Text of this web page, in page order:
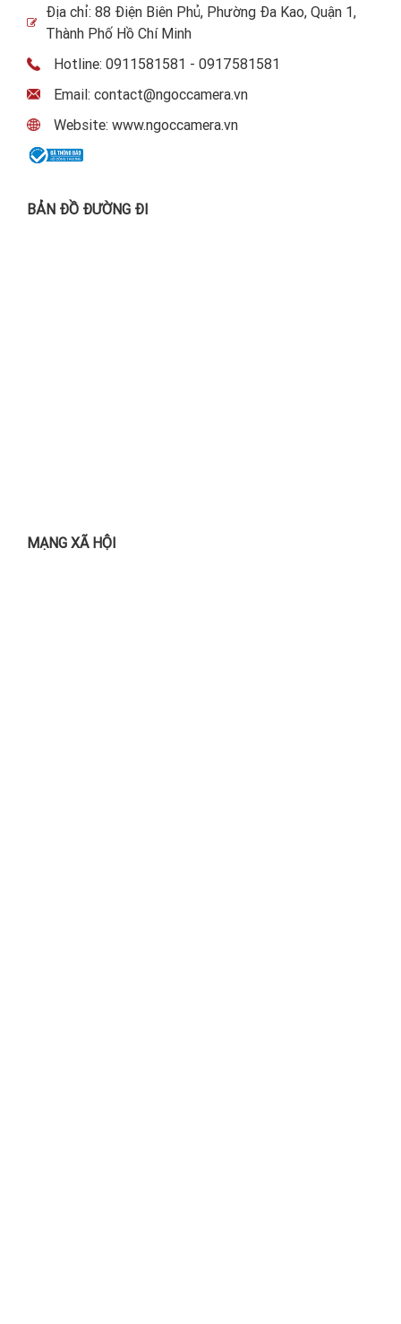
Địa chỉ: 88 Điện Biên Phủ, Phường Đa Kao, Quận 1,
Thành Phố Hồ Chí Minh
Hotline: 0911581581 - 0917581581
Email: contact@ngoccamera.vn
Website: www.ngoccamera.vn
BẢN ĐỒ ĐƯỜNG ĐI
MẠNG XÃ HỘI